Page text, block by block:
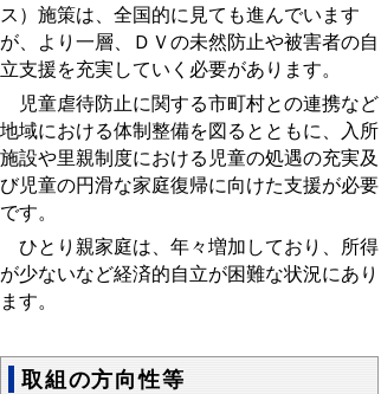
ス）施策は、全国的に見ても進んでいます
が、より一層、ＤＶの未然防止や被害者の自
立支援を充実していく必要があります。
児童虐待防止に関する市町村との連携など
地域における体制整備を図るとともに、入所
施設や里親制度における児童の処遇の充実及
び児童の円滑な家庭復帰に向けた支援が必要
です。
ひとり親家庭は、年々増加しており、所得
が少ないなど経済的自立が困難な状況にあり
ます。
取組の方向性等